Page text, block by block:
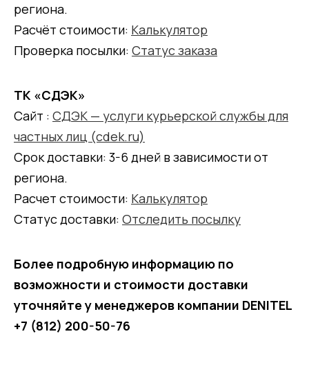
региона.
Расчёт стоимости: Калькулятор
Проверка посылки: Статус заказа
ТК «СДЭК»
Сайт : СДЭК — услуги курьерской службы для
частных лиц (cdek.ru)
Срок доставки: 3-6 дней в зависимости от
региона.
Расчет стоимости: Калькулятор
Статус доставки: Отследить посылку
Более подробную информацию по
возможности и стоимости доставки
уточняйте у менеджеров компании DENITEL
+7 (812) 200-50-76